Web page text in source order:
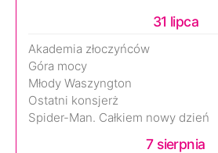
31 lipca
Akademia złoczyńców
Góra mocy
Młody Waszyngton
Ostatni konsjerż
Spider-Man. Całkiem nowy dzień
7 sierpnia